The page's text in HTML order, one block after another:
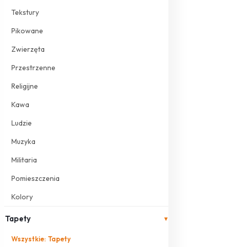
Tekstury
Pikowane
Zwierzęta
Przestrzenne
Religijne
Kawa
Ludzie
Muzyka
Militaria
Pomieszczenia
Kolory
Tapety ▾
Wszystkie: Tapety